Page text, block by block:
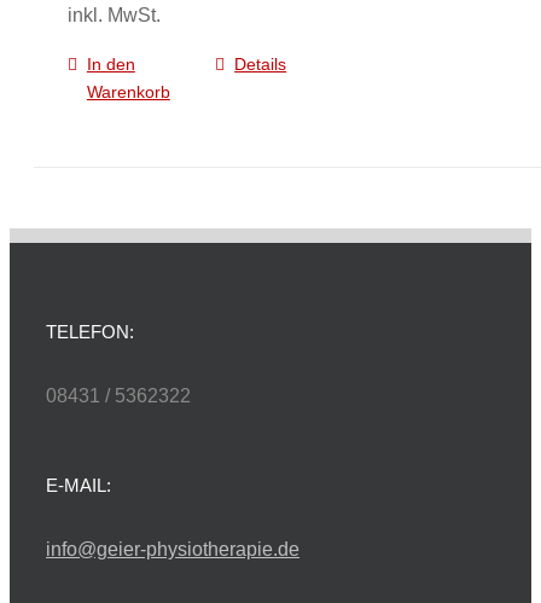
inkl. MwSt.
In den
Warenkorb
Details
TELEFON:
08431 / 5362322
E-MAIL:
info@geier-physiotherapie.de